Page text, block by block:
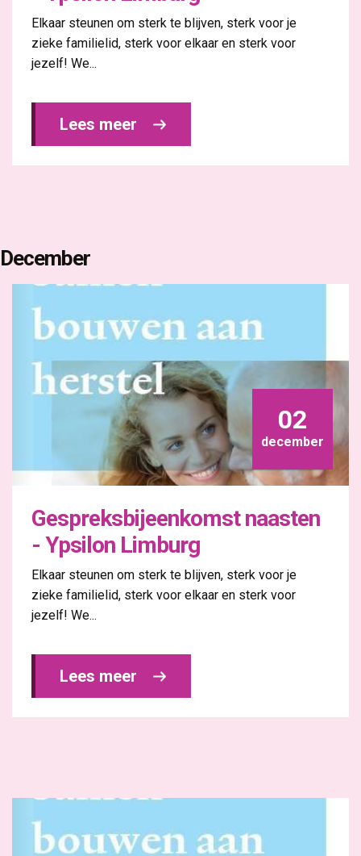
Elkaar steunen om sterk te blijven, sterk voor je
zieke familielid, sterk voor elkaar en sterk voor
jezelf! We...
Lees meer
December
02
december
Gespreksbijeenkomst naasten
- Ypsilon Limburg
Elkaar steunen om sterk te blijven, sterk voor je
zieke familielid, sterk voor elkaar en sterk voor
jezelf! We...
Lees meer